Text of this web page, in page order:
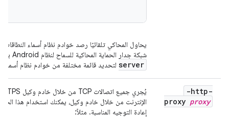
يحاول المحاكي تلقائيًا رصد خوادم نظام أسماء
شبكة جدار الحماية المحاكية للسماح لنظام Android بالاتصال مباشرةً بالخوادم. استخدِم الخيار
server لتحديد قائمة مختلفة من خوادم نظام أسماء
-http-
proxy proxy
الإنترنت من خلال خادم وكيل، يمكنك استخدام هذا
إعادة التوجيه المناسبة. مثلاً: